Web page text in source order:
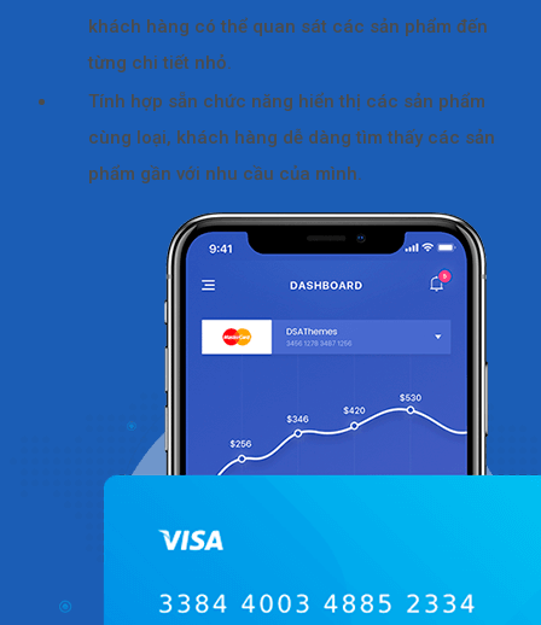
khách hàng có thể quan sát các sản phẩm đến
từng chi tiết nhỏ.
Tính hợp sẵn chức năng hiển thị các sản phẩm
cùng loại, khách hàng dễ dàng tìm thấy các sản
phẩm gần với nhu cầu của mình.